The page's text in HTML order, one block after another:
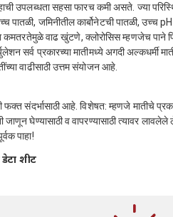
उपलब्धता सहसा फारच कमी असते. ज्या
पातळी, जमिनीतील कार्बोनेटची पातळी, उच्च
कमतरतेमुळे वाढ खुंटणे, क्लोरोसिस म्हणजेच पाने
सर्व प्रकारच्या मातीमध्ये अगदी अल्कधर्मी
वाढीसाठी उत्तम संयोजन आहे.
फक्त संदर्भासाठी आहे. विशेषत: म्हणजे मातीचे
जाणून घेण्यासाठी व वापरण्यासाठी त्यावर
पाहा!
शीट